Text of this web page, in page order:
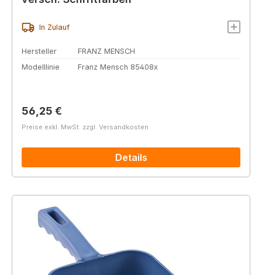
In Zulauf
Hersteller
FRANZ MENSCH
Modelllinie
Franz Mensch 85408x
Regulärer Preis:
56,25 €
Preise exkl. MwSt. zzgl. Versandkosten
Details